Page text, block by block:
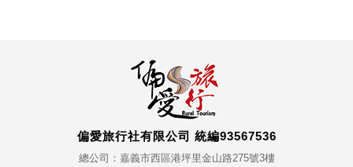
偏愛旅行社有限公司 統編93567536
總公司：嘉義市西區港坪里金山路275號3樓